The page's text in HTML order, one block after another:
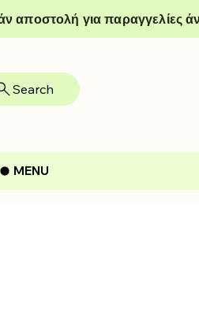
αποστολή για παραγγελίες
Search
MENU